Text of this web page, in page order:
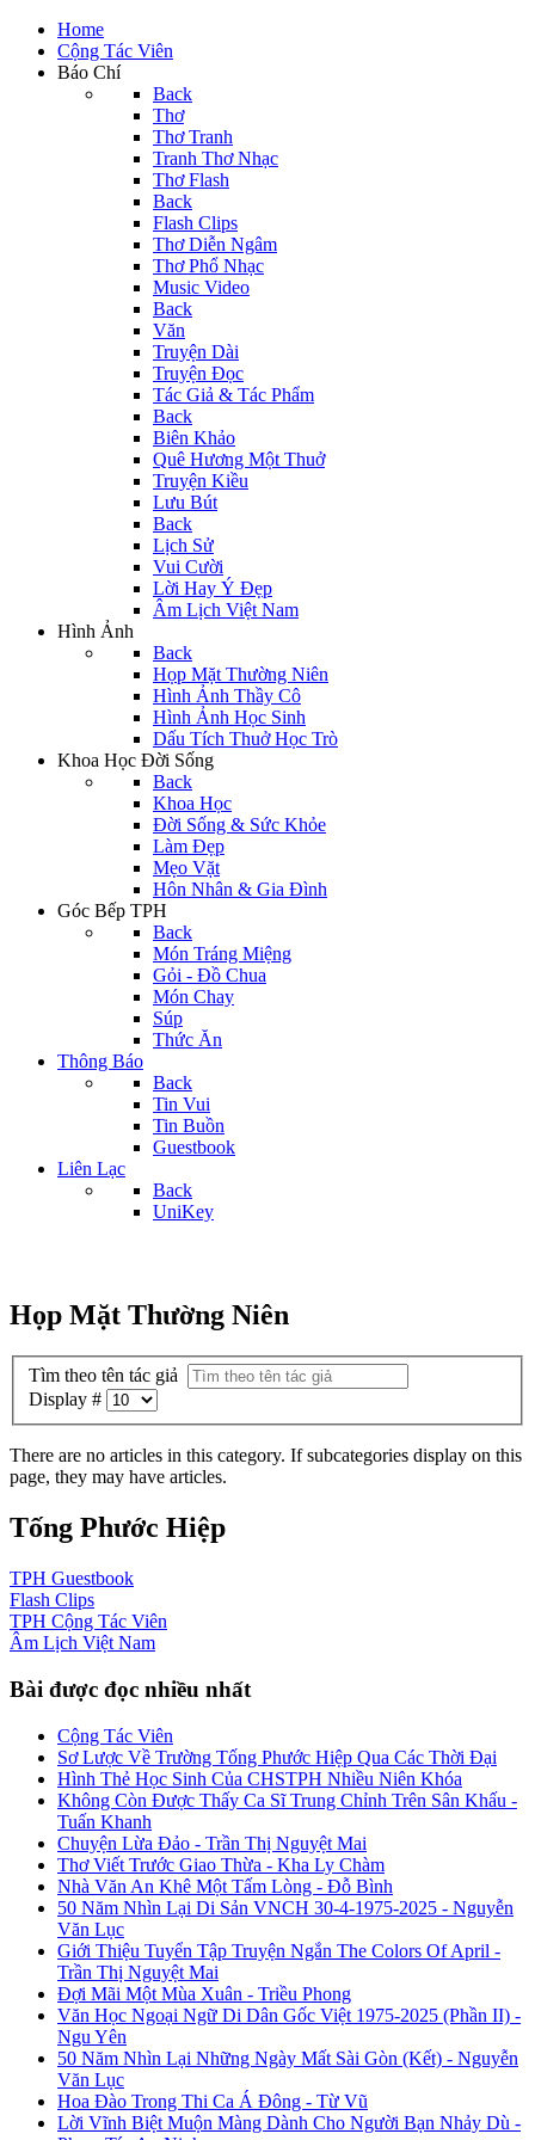
Home
Cộng Tác Viên
Báo Chí
Back
Thơ
Thơ Tranh
Tranh Thơ Nhạc
Thơ Flash
Back
Flash Clips
Thơ Diễn Ngâm
Thơ Phổ Nhạc
Music Video
Back
Văn
Truyện Dài
Truyện Đọc
Tác Giả & Tác Phẩm
Back
Biên Khảo
Quê Hương Một Thuở
Truyện Kiều
Lưu Bút
Back
Lịch Sử
Vui Cười
Lời Hay Ý Đẹp
Âm Lịch Việt Nam
Hình Ảnh
Back
Họp Mặt Thường Niên
Hình Ảnh Thầy Cô
Hình Ảnh Học Sinh
Dấu Tích Thuở Học Trò
Khoa Học Đời Sống
Back
Khoa Học
Đời Sống & Sức Khỏe
Làm Đẹp
Mẹo Vặt
Hôn Nhân & Gia Đình
Góc Bếp TPH
Back
Món Tráng Miệng
Gỏi - Đồ Chua
Món Chay
Súp
Thức Ăn
Thông Báo
Back
Tin Vui
Tin Buồn
Guestbook
Liên Lạc
Back
UniKey
Họp Mặt Thường Niên
Tìm theo tên tác giả
Display #
There are no articles in this category. If subcategories display on this
page, they may have articles.
Tống Phước Hiệp
TPH Guestbook
Flash Clips
TPH Cộng Tác Viên
Âm Lịch Việt Nam
Bài được đọc nhiều nhất
Cộng Tác Viên
Sơ Lược Về Trường Tống Phước Hiệp Qua Các Thời Đại
Hình Thẻ Học Sinh Của CHSTPH Nhiều Niên Khóa
Không Còn Được Thấy Ca Sĩ Trung Chỉnh Trên Sân Khấu -
Tuấn Khanh
Chuyện Lừa Đảo - Trần Thị Nguyệt Mai
Thơ Viết Trước Giao Thừa - Kha Ly Chàm
Nhà Văn An Khê Một Tấm Lòng - Đỗ Bình
50 Năm Nhìn Lại Di Sản VNCH 30-4-1975-2025 - Nguyễn
Văn Lục
Giới Thiệu Tuyển Tập Truyện Ngắn The Colors Of April -
Trần Thị Nguyệt Mai
Đợi Mãi Một Mùa Xuân - Triều Phong
Văn Học Ngoại Ngữ Di Dân Gốc Việt 1975-2025 (Phần II) -
Ngu Yên
50 Năm Nhìn Lại Những Ngày Mất Sài Gòn (Kết) - Nguyễn
Văn Lục
Hoa Đào Trong Thi Ca Á Đông - Từ Vũ
Lời Vĩnh Biệt Muộn Màng Dành Cho Người Bạn Nhảy Dù -